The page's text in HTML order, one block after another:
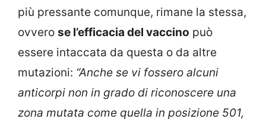
più pressante comunque, rimane la stessa,
ovvero se l’efficacia del vaccino può
essere intaccata da questa o da altre
mutazioni: “Anche se vi fossero alcuni
anticorpi non in grado di riconoscere una
zona mutata come quella in posizione 501,